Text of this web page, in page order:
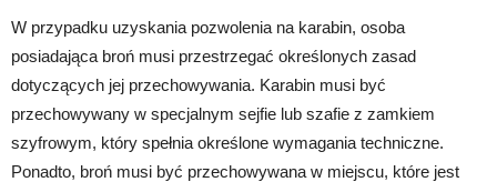
W przypadku uzyskania pozwolenia na karabin, osoba
posiadająca broń musi przestrzegać określonych zasad
dotyczących jej przechowywania. Karabin musi być
przechowywany w specjalnym sejfie lub szafie z zamkiem
szyfrowym, który spełnia określone wymagania techniczne.
Ponadto, broń musi być przechowywana w miejscu, które jest